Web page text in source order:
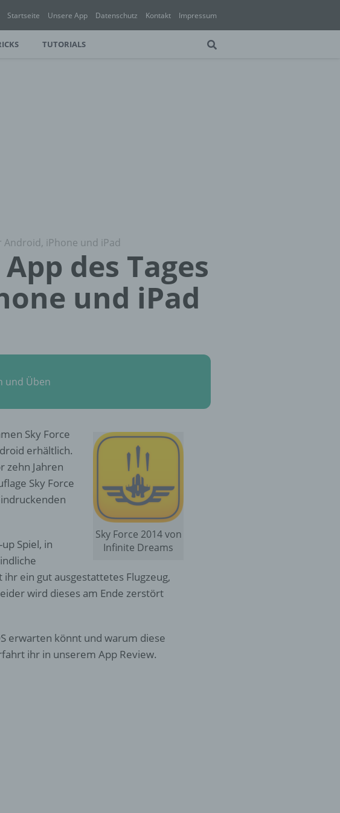
Startseite Unsere App Datenschutz Kontakt Impressum
TUTORIALS
Android, iPhone und iPad
des Tages
und iPad
und Üben
Sky Force 2014 von
Infinite Dreams
Sky Force
erhältlich.
zehn Jahren
Sky Force
Spiel, in
ein gut ausgestattetes Flugzeug,
wird dieses am Ende zerstört
erwarten könnt und warum diese
ihr in unserem App Review.